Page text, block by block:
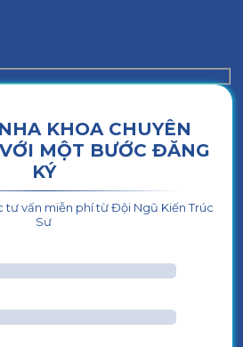
KHOA CHUYÊN
MỘT BƯỚC ĐĂNG
KÝ
vấn miễn phí từ Đội Ngũ Kiến Trúc
Sư